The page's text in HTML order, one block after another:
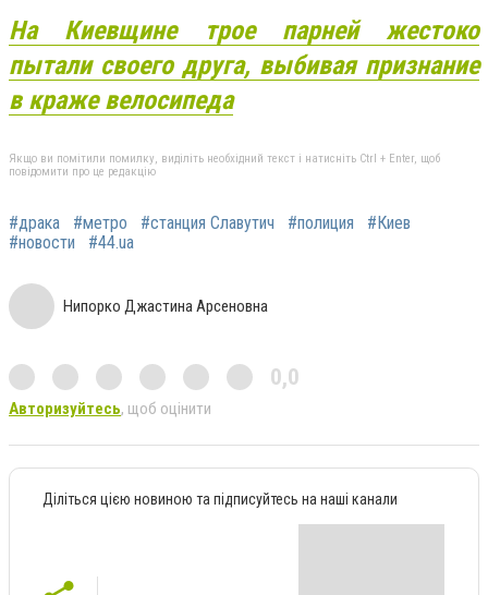
На Киевщине трое парней жестоко
пытали своего друга, выбивая признание
в краже велосипеда
Якщо ви помітили помилку, виділіть необхідний текст і натисніть Ctrl + Enter, щоб
повідомити про це редакцію
#драка #метро #станция Славутич #полиция
#Киев
#новости
#44.ua
Нипорко Джастина Арсеновна
0,0
Авторизуйтесь, щоб оцінити
Діліться цією новиною та підписуйтесь на наші канали